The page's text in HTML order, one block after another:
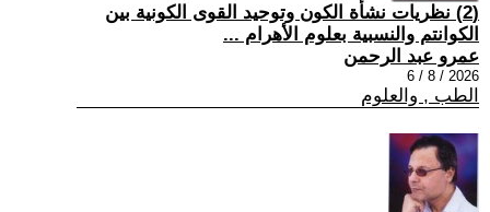
(2) نظريات نشأة الكون وتوحيد القوى الكونية بين
الكوانتم والنسبية بعلوم الأهرام ...
عمرو عبد الرحمن
2026 / 8 / 6
الطب , والعلوم